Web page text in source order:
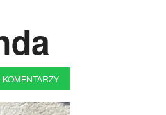
KOMENTARZY